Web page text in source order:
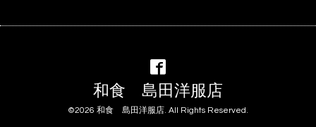
和食 島田洋服店
©2026 和食 島田洋服店. All Rights Reserved.